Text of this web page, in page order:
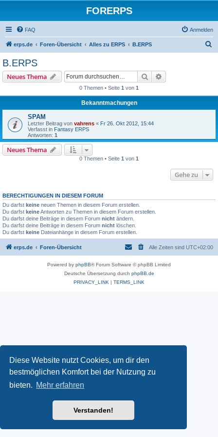
Diese Website nutzt Cookies, um dir den
bestmöglichen Komfort bei der Nutzung zu
bieten. Mehr erfahren
Verstanden!
FORERPS
FAQ Anmelden
erps.de Foren-Übersicht Alles zu ERPS B.ERPS
B.ERPS
Neues Thema Suche
0 Themen • Seite 1 von 1
Bekanntmachungen
SPAM
Letzter Beitrag von vahrens « Fr 26. Okt 2012, 15:44
Verfasst in Fantasy ERPS
Antworten: 1
Neues Thema
0 Themen • Seite 1 von 1
Gehe zu
BERECHTIGUNGEN IN DIESEM FORUM
Du darfst keine neuen Themen in diesem Forum erstellen.
Du darfst keineAntworten zu Themen in diesem Forum erstellen.
Du darfst deine Beiträge in diesem Forum nicht ändern.
Du darfst deine Beiträge in diesem Forum nicht löschen.
Du darfst keine Dateianhänge in diesem Forum erstellen.
erps.de Foren-Übersicht Alle Zeiten sind UTC+02:00
Powered by phpBB® Forum Software © phpBB Limited
Deutsche Übersetzung durch phpBB.de
PRIVACY_LINK | TERMS_LINK